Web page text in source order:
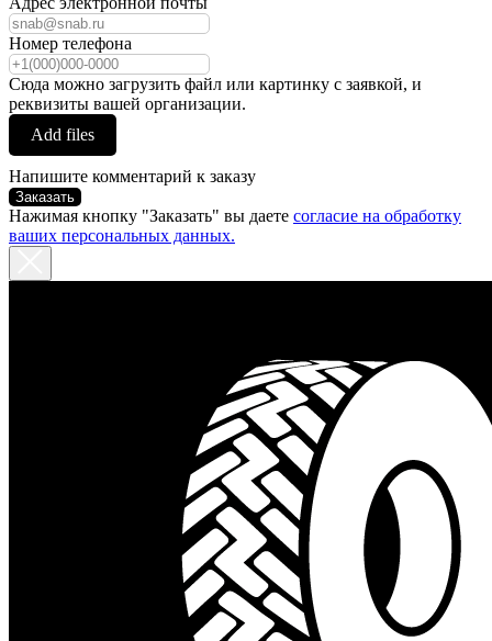
Номер телефона
Сюда можно загрузить файл или картинку с заявкой, и
реквизиты вашей организации.
Add files
Напишите комментарий к заказу
Заказать
Нажимая кнопку "Заказать" вы даете согласие на обработку
ваших персональных данных.